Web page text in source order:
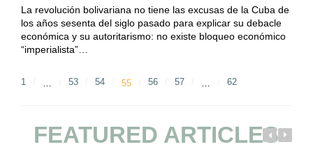
La revolución bolivariana no tiene las excusas de la Cuba de
los años sesenta del siglo pasado para explicar su debacle
económica y su autoritarismo: no existe bloqueo económico
“imperialista”…
1 … 53 54 55 56 57 … 62
FEATURED ARTICLES